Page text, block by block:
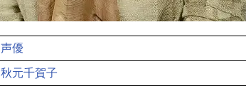
声優
秋元千賀子